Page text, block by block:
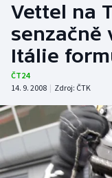
Hokej
Tenis
Atletika
Cyklistika
DALŠÍ SPORTY
Vettel na
senzačně
Itálie
ČT24
14. 9. 2008 | Zdroj: ČTK